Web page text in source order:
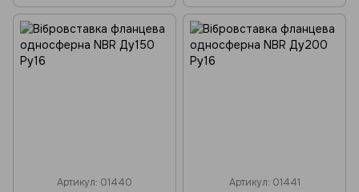
Артикул: 01440 Артикул: 01441